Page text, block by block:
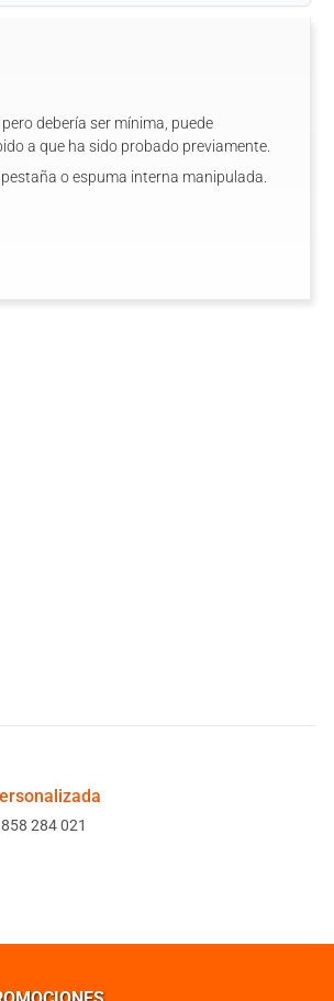
debería ser mínima, puede
a que ha sido probado previamente.
o espuma interna manipulada.
284 021